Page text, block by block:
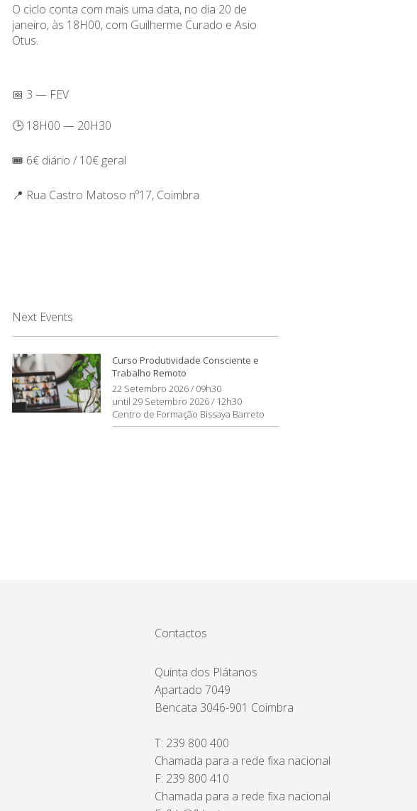
O ciclo conta com mais uma data, no dia 20 de
janeiro, às 18H00, com Guilherme Curado e Asio
Otus.
📅 3 — FEV
🕒 18H00 — 20H30
🎟️ 6€ diário / 10€ geral
📍 Rua Castro Matoso nº17, Coimbra
Next Events
Curso Produtividade Consciente e
Trabalho Remoto
22 Setembro 2026 / 09h30
until 29 Setembro 2026 / 12h30
Centro de Formação Bissaya Barreto
Contactos
Quinta dos Plátanos
Apartado 7049
Bencata 3046-901 Coimbra
T: 239 800 400
Chamada para a rede fixa nacional
F: 239 800 410
Chamada para a rede fixa nacional